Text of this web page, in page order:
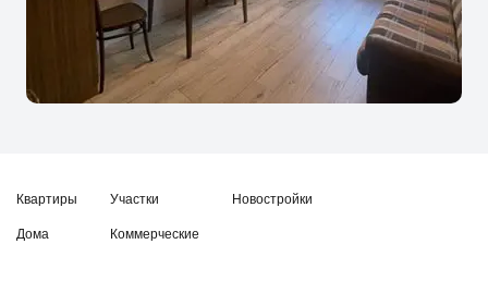
Квартиры
Дома
Участки
Коммерческие
Новостройки